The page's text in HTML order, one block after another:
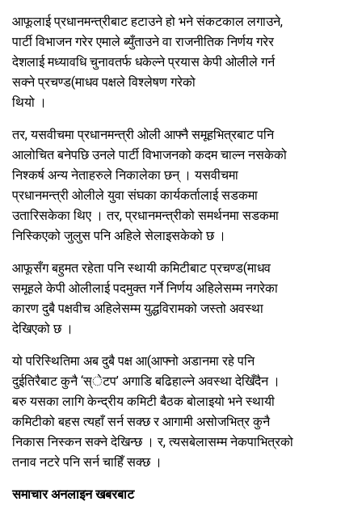
आफूलाई प्रधानमन्त्रीबाट हटाउने हो भने संकटकाल लगाउने,
पार्टी विभाजन गरेर एमाले ब्युँताउने वा राजनीतिक निर्णय गरेर
देशलाई मध्यावधि चुनावतर्फ धकेल्ने प्रयास केपी ओलीले गर्न
सक्ने प्रचण्ड(माधव पक्षले विश्लेषण गरेको
थियो ।
तर, यसवीचमा प्रधानमन्त्री ओली आफ्नै समूहभित्रबाट पनि
आलोचित बनेपछि उनले पार्टी विभाजनको कदम चाल्न नसकेको
निश्कर्ष अन्य नेताहरुले निकालेका छन् । यसवीचमा
प्रधानमन्त्री ओलीले युवा संघका कार्यकर्तालाई सडकमा
उतारिसकेका थिए । तर, प्रधानमन्त्रीको समर्थनमा सडकमा
निस्किएको जुलुस पनि अहिले सेलाइसकेको छ ।
आफूसँग बहुमत रहेता पनि स्थायी कमिटीबाट प्रचण्ड(माधव
समूहले केपी ओलीलाई पदमुक्त गर्ने निर्णय अहिलेसम्म नगरेका
कारण दुबै पक्षवीच अहिलेसम्म युद्धविरामको जस्तो अवस्था
देखिएको छ ।
यो परिस्थितिमा अब दुबै पक्ष आ(आफ्नो अडानमा रहे पनि
दुईतिरैबाट कुनै ‘स्ेटप’ अगाडि बढिहाल्ने अवस्था देखिँदैन ।
बरु यसका लागि केन्द्रीय कमिटी बैठक बोलाइयो भने स्थायी
कमिटीको बहस त्यहाँ सर्न सक्छ र आगामी असोजभित्र कुनै
निकास निस्कन सक्ने देखिन्छ । र, त्यसबेलासम्म नेकपाभित्रको
तनाव नटरे पनि सर्न चाहिँ सक्छ ।
समाचार अनलाइन खबरबाट